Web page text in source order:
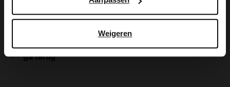
Weigeren
Bezorgen & retour
ga terug